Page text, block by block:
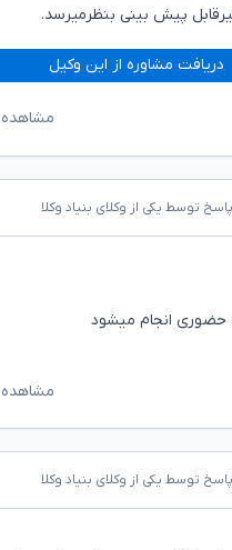
پیش بینی بنظرمیرسد.
دریافت مشاوره از این وکیل
مشاهده
پاسخ توسط یکی از وکلای بنیاد وکلا
انجام میشود
مشاهده
پاسخ توسط یکی از وکلای بنیاد وکلا